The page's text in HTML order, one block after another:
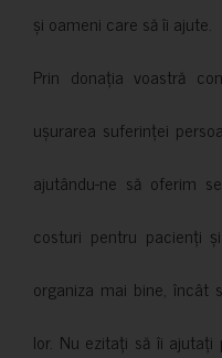
și oameni care să îi ajute.
Prin donația voastră
ușurarea suferinței
ajutându-ne să oferim
costuri pentru pacienți
organiza mai bine, încât
lor. Nu ezitați să îi